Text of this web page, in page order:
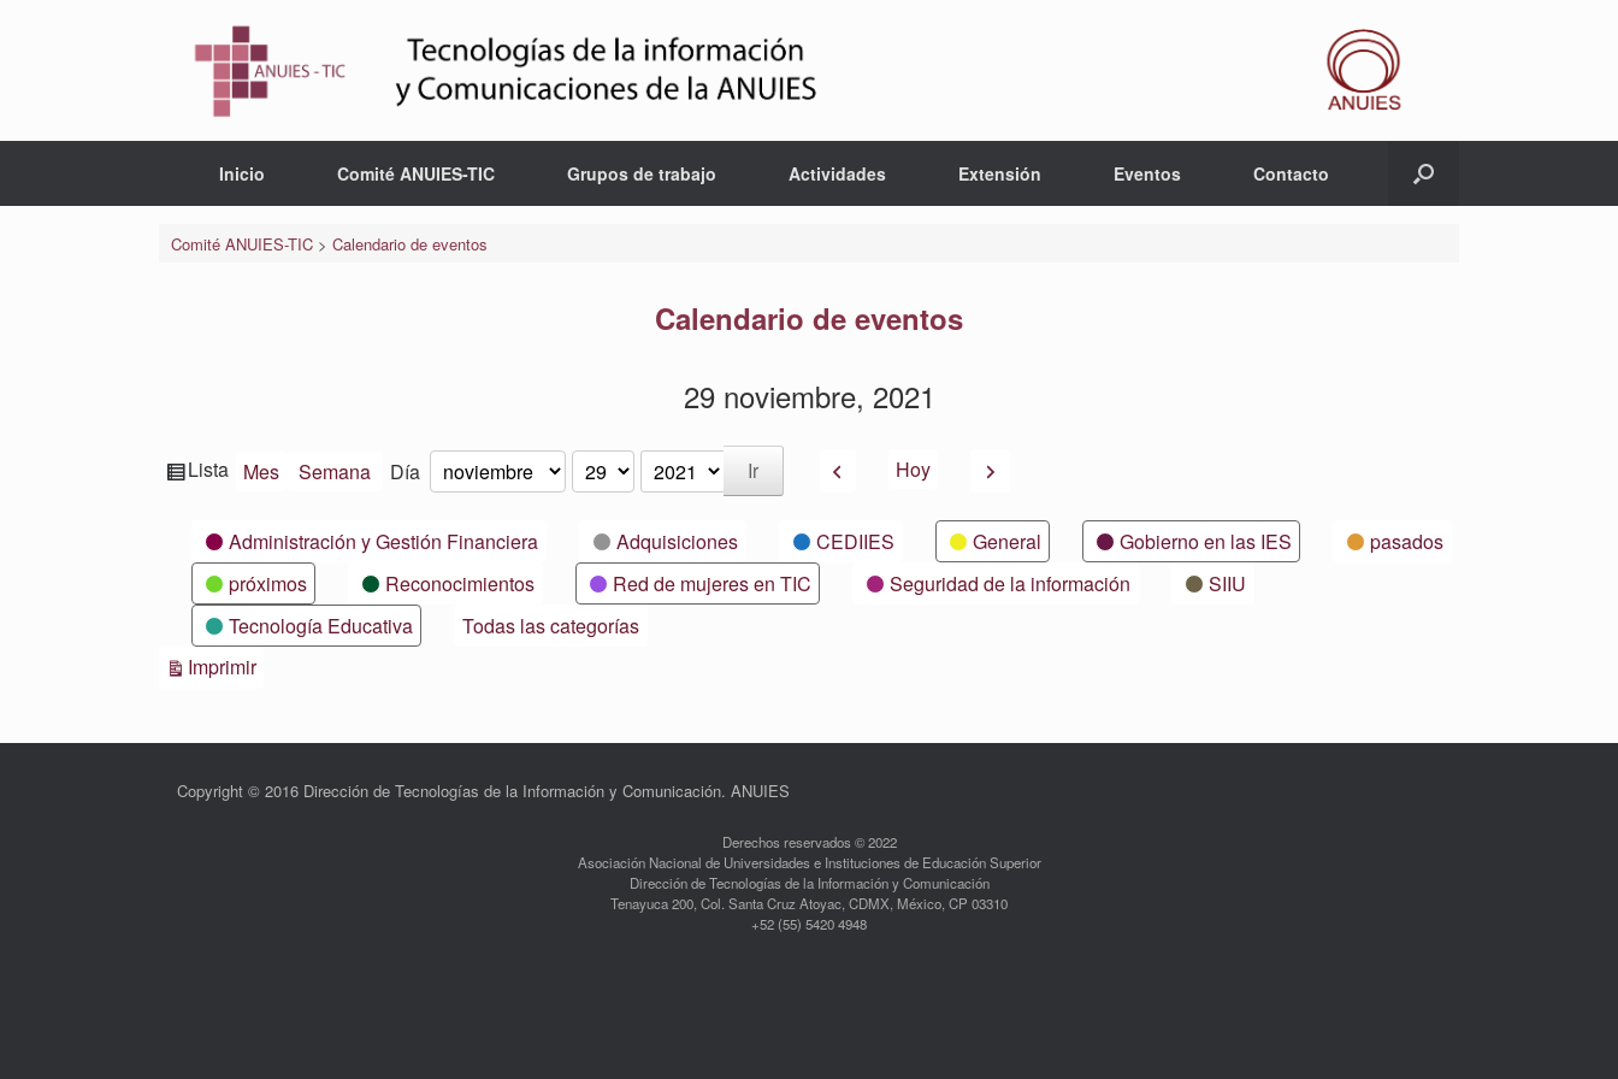
Inicio Comité ANUIES-TIC Grupos de trabajo Actividades Extensión Eventos Contacto
Comité ANUIES-TIC> Calendario de eventos
Calendario de eventos
29 noviembre, 2021
Ver
Lista Mes Semana Día Mes
Día
Año AnteriorHoy Siguiente
CategoríasAdministración y Gestión Financiera Adquisiciones CEDIIES General Gobierno en las IES
pasados
próximos
Reconocimientos Red de mujeres en TIC Seguridad de la información
SIIU
Tecnología Educativa
Todas las categorías
ImprimirVistas
Copyright © 2016 Dirección de Tecnologías de la Información y Comunicación. ANUIES
Derechos reservados © 2022
Asociación Nacional de Universidades e Instituciones de Educación Superior
Dirección de Tecnologías de la Información y Comunicación
Tenayuca 200, Col. Santa Cruz Atoyac, CDMX, México, CP 03310
+52 (55) 5420 4948